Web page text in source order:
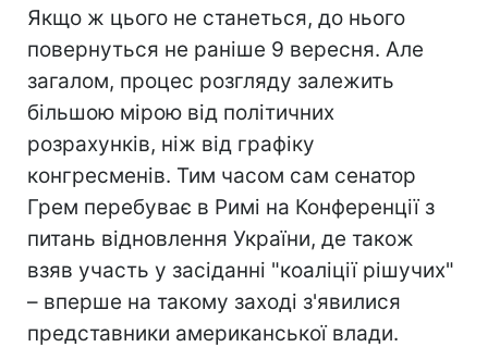
Якщо ж цього не станеться, до нього
повернуться не раніше 9 вересня. Але
загалом, процес розгляду залежить
більшою мірою від політичних
розрахунків, ніж від графіку
конгресменів. Тим часом сам сенатор
Грем перебуває в Римі на Конференції з
питань відновлення України, де також
взяв участь у засіданні "коаліції рішучих"
– вперше на такому заході з'явилися
представники американської влади.